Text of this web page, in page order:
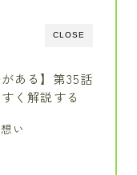
CLOSE
ある】第35話
く解説する
い